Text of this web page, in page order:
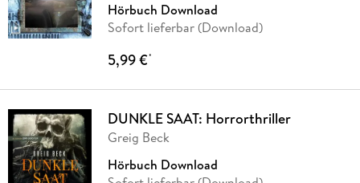
Hörbuch Download
Sofort lieferbar (Download)
5,99 €*
DUNKLE SAAT: Horrorthriller
Greig Beck
Hörbuch Download